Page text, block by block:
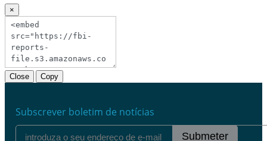
×
Close Copy
Subscrever boletim de notícias
Submeter